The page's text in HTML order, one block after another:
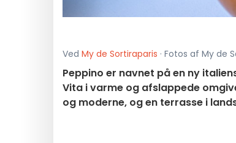
Ved My de Sortiraparis · Fotos af My de
Peppino er navnet på en ny
Vita i varme og afslappede
og moderne, og en terrasse i